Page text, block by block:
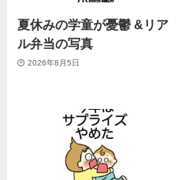
夏休みの学童が憂鬱 &リア
ル弁当の写真
2026年8月5日